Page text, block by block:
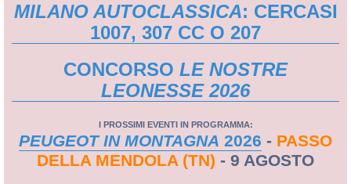
MILANO AUTOCLASSICA: CERCASI
1007, 307 CC O 207
CONCORSO LE NOSTRE
LEONESSE 2026
I PROSSIMI EVENTI IN PROGRAMMA:
PEUGEOT IN MONTAGNA 2026 - PASSO
DELLA MENDOLA (TN) - 9 AGOSTO